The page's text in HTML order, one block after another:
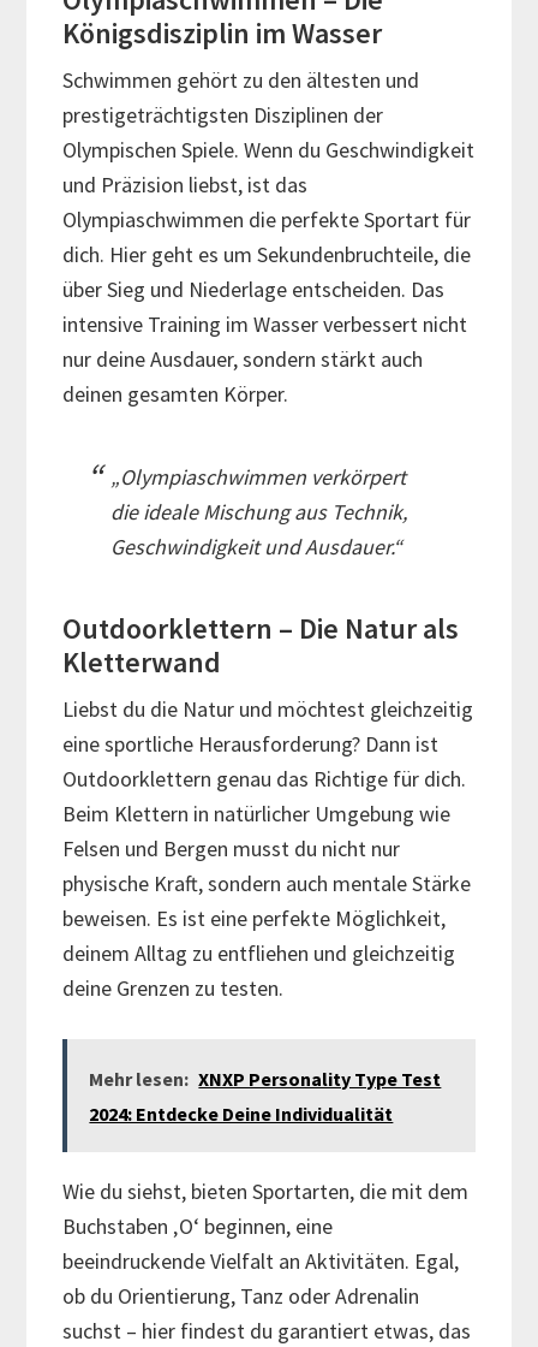
Königsdisziplin im Wasser
Schwimmen gehört zu den ältesten und
prestigeträchtigsten Disziplinen der
Olympischen Spiele. Wenn du Geschwindigkeit
und Präzision liebst, ist das
Olympiaschwimmen die perfekte Sportart für
dich. Hier geht es um Sekundenbruchteile, die
über Sieg und Niederlage entscheiden. Das
intensive Training im Wasser verbessert nicht
nur deine Ausdauer, sondern stärkt auch
deinen gesamten Körper.
„Olympiaschwimmen verkörpert
die ideale Mischung aus Technik,
Geschwindigkeit und Ausdauer.“
Outdoorklettern – Die Natur als
Kletterwand
Liebst du die Natur und möchtest gleichzeitig
eine sportliche Herausforderung? Dann ist
Outdoorklettern genau das Richtige für dich.
Beim Klettern in natürlicher Umgebung wie
Felsen und Bergen musst du nicht nur
physische Kraft, sondern auch mentale Stärke
beweisen. Es ist eine perfekte Möglichkeit,
deinem Alltag zu entfliehen und gleichzeitig
deine Grenzen zu testen.
Mehr lesen: XNXP Personality Type Test
2024: Entdecke Deine Individualität
Wie du siehst, bieten Sportarten, die mit dem
Buchstaben ‚O‘ beginnen, eine
beeindruckende Vielfalt an Aktivitäten. Egal,
ob du Orientierung, Tanz oder Adrenalin
suchst – hier findest du garantiert etwas, das